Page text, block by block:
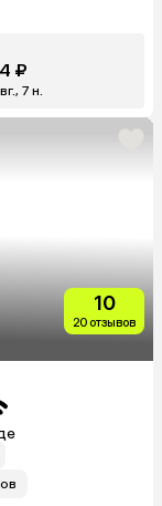
₽
7 н.
10
20 отзывов